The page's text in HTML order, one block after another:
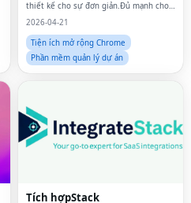
thiết kế cho sự đơn giản.Đủ mạnh cho
các đội.
2026-04-21
Tiện ích mở rộng Chrome
Phần mềm quản lý dự án
Tích hợpStack